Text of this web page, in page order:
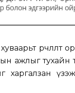
өөрчлөлт
ажлыг тухайн
харгалзан